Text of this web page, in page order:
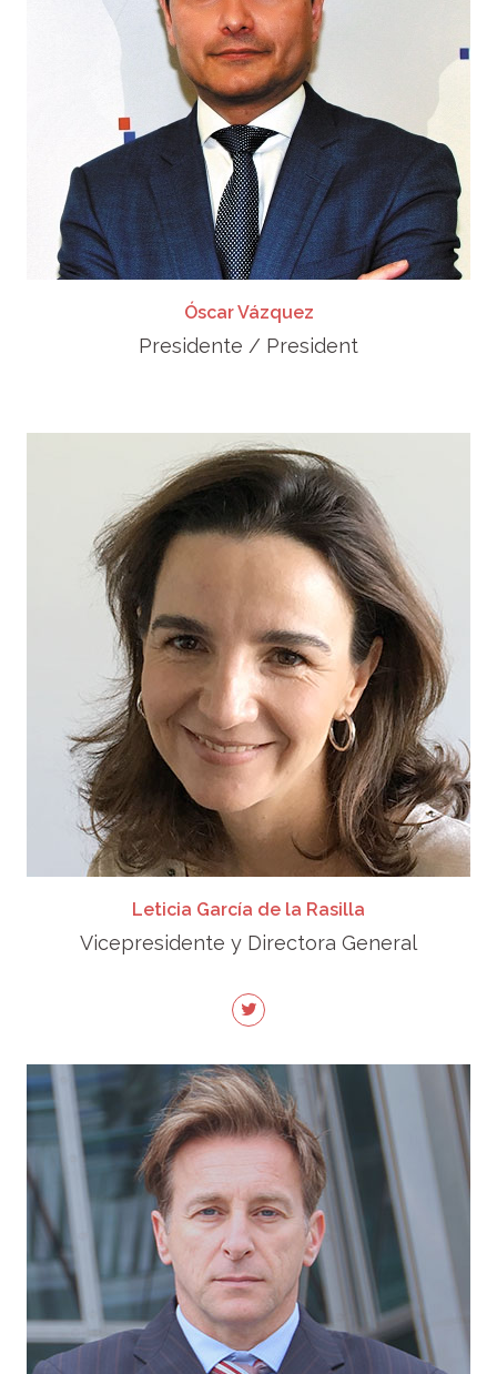
Óscar Vázquez
Presidente / President
Leticia García de la Rasilla
Vicepresidente y Directora General